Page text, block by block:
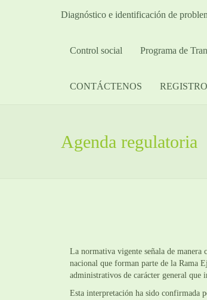
Diagnóstico e identificación de
Control social Programa de
CONTÁCTENOS REGISTRO
Agenda regulatoria
La normativa vigente señala de
nacional que forman parte de la Rama
administrativos de carácter general que
Esta interpretación ha sido confirmada